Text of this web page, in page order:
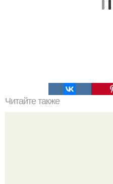
Читайте также